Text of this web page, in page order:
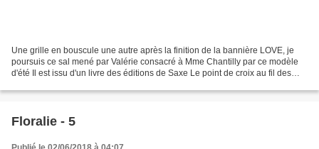
Une grille en bouscule une autre après la finition de la bannière LOVE, je
poursuis ce sal mené par Valérie consacré à Mme Chantilly par ce modèle
d'été Il est issu d'un livre des éditions de Saxe Le point de croix au fil des
Floralie - 5